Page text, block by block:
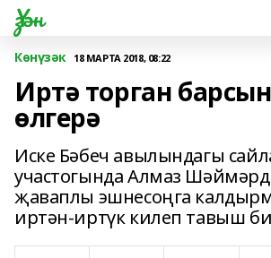
Үзән
Көнүзәк 18 МАРТА 2018, 08:22
Иртә торган
өлгерә
Иске Бәбеч авылындагы
участогында Алмаз
җаваплы эшнесоңга
иртән-иртүк килеп тавыш